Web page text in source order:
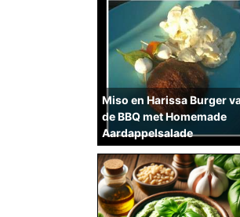
Miso en Harissa Burger
de BBQ met Homemade
Aardappelsalade